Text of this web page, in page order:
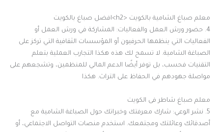
معلم صباغ الشامية بالكويت <h2>افضل صباغ بالكويت
4. حضور ورش العمل والفعاليات: المشاركة في ورش العمل أو
الفعاليات التي ينظمها الحرفيون أو المؤسسات الثقافية التي تركز على
الصباغة الشامية. لا تسمح لك هذه هكذا التجارب العملية بتعلم
التقنيات فحسب، بل توفر أيضًا الدعم المالي للمنظمين، وتشجعهم على
مواصلة جهودهم في الحفاظ على التراث. هكذا
معلم صباغ شاطر فى الكويت
5. نشر الوعي: شارك معرفتك وخبراتك حول الصباغة الشامية مع
أصدقائك وعائلتك ومجتمعك. استخدم منصات التواصل الاجتماعي، أو